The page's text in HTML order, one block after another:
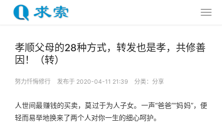
孝顺父母的28种方式，转发也是孝，共修善
因！（转）
努力忏悔修行 发布于 2020-04-11 21:39 分类： 分享
人世间最赚钱的买卖，莫过于为人子女。一声“爸爸”“妈妈”，便
轻而易举地换来了两个人对你一生的细心呵护。